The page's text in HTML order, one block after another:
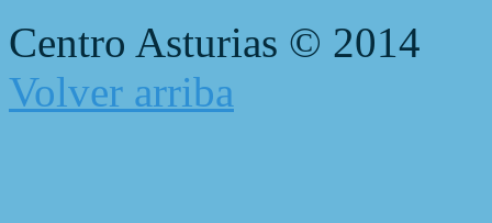
Centro Asturias © 2014
Volver arriba